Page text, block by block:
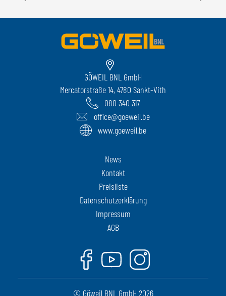
GÖWEIL BNL GmbH
Mercatorstraße 14, 4780 Sankt-Vith
080 340 317
office@goeweil.be
www.goeweil.be
News
Kontakt
Preisliste
Datenschutzerklärung
Impressum
AGB
Facebook
YoutubeInstagram
© Göweil BNL GmbH 2026